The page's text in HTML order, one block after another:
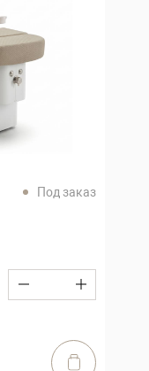
Под заказ